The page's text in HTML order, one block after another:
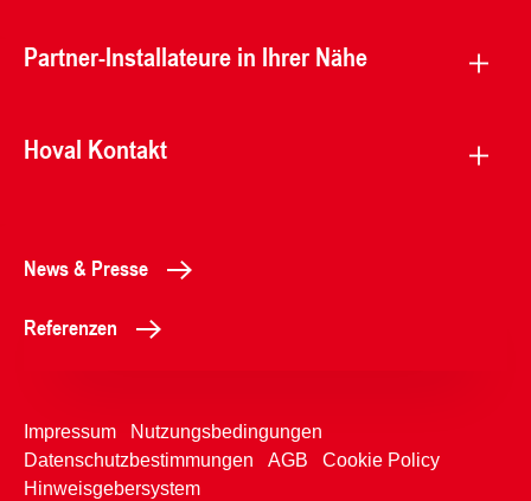
Partner-Installateure in Ihrer Nähe
Hoval Kontakt
News & Presse
Referenzen
Impressum
Nutzungsbedingungen
Datenschutzbestimmungen
AGB
Cookie Policy
Hinweisgebersystem